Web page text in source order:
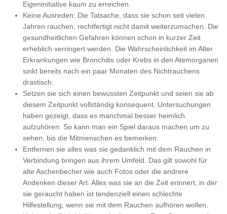
Eigeninitiative kaum zu erreichen.
Keine Ausreden: Die Tatsache, dass sie schon seit vielen
Jahren rauchen, rechtfertigt nicht damit weiterzumachen. Die
gesundheitlichen Gefahren können schon in kurzer Zeit
erheblich verringert werden. Die Wahrscheinlichkeit im Alter
Erkrankungen wie Bronchitis oder Krebs in den Atemorganen
sinkt bereits nach ein paar Monaten des Nichtrauchens
drastisch.
Setzen sie sich einen bewussten Zeitpunkt und seien sie ab
diesem Zeitpunkt vollständig konsequent. Untersuchungen
haben gezeigt, dass es manchmal besser heimlich
aufzuhören. So kann man ein Spiel daraus machen um zu
sehen, bis die Mitmenschen es bemerken.
Entfernen sie alles was sie gedanklich mit dem Rauchen in
Verbindung bringen aus ihrem Umfeld. Das gilt sowohl für
alte Aschenbecher wie auch Fotos oder die andrere
Andenken dieser Art. Alles was sie an die Zeit erinnert, in der
sie geraucht haben ist tendenziell einen schlechte
Hilfestellung, wenn sie mit dem Rauchen aufhören wollen.